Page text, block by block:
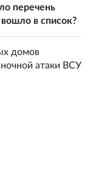
перечень
в список?
домов
атаки ВСУ